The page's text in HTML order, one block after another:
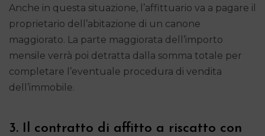
Anche in questa situazione, l’affittuario va a pagare il
proprietario dell’abitazione di un canone
maggiorato. La parte maggiorata dell’importo
mensile verrà poi detratta dalla somma totale per
completare l’eventuale procedura di vendita
dell’immobile.
3. Il contratto di affitto a riscatto con